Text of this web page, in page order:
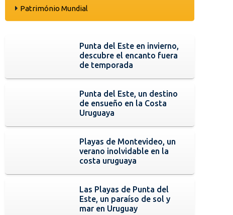
Património Mundial
Punta del Este en invierno,
descubre el encanto fuera
de temporada
Punta del Este, un destino
de ensueño en la Costa
Uruguaya
Playas de Montevideo, un
verano inolvidable en la
costa uruguaya
Las Playas de Punta del
Este, un paraíso de sol y
mar en Uruguay